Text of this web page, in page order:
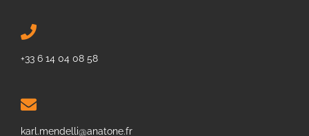
+33 6 14 04 08 58
karl.mendelli@anatone.fr